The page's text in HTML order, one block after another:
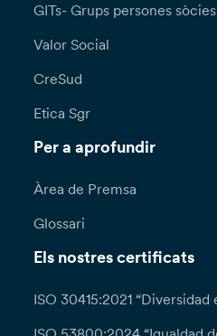
GITs- Grups persones sòcies
Valor Social
CreSud
Etica Sgr
Per a aprofundir
Àrea de Premsa
Glossari
Els nostres certificats
ISO 30415:2021 “Diversidad